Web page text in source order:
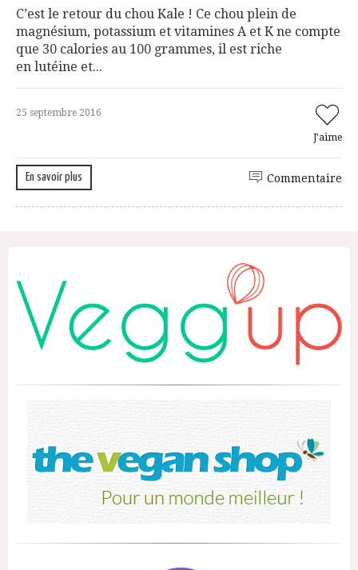
C’est le retour du chou Kale ! Ce chou plein de
magnésium, potassium et vitamines A et K ne compte
que 30 calories au 100 grammes, il est riche
en lutéine et...
25 septembre 2016
J'aime
En savoir plus Commentaire